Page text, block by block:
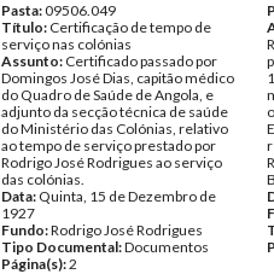
Pasta:09506.049
Título: Certificação de tempo de
serviço nas colónias
Assunto: Certificado passado por
Domingos José Dias, capitão médico
do Quadro de Saúde de Angola, e
adjunto da secção técnica de saúde
do Ministério das Colónias, relativo
ao tempo de serviço prestado por
Rodrigo José Rodrigues ao serviço
das colónias.
Data: Quinta, 15 de Dezembro de
1927
Fundo:Rodrigo José Rodrigues
Tipo Documental:Documentos
Página(s):2